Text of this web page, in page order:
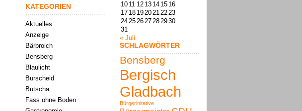
KATEGORIEN
Aktuelles
Anzeige
Bärbroich
Bensberg
Blaulicht
Burscheid
Butscha
Fass ohne Boden
10 11 12 13 14 15 16
17 18 1920212223
24252627282930
31
« Juli
SCHLAGWÖRTER
Bensberg
Bergisch
Gladbach
Bürgerinitative